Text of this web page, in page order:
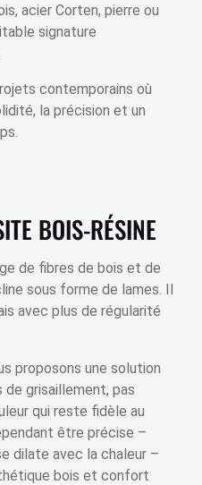
acier Corten, pierre ou
signature
contemporains où
la précision et un
BOIS-RÉSINE
de fibres de bois et de
sous forme de lames. Il
avec plus de régularité
proposons une solution
grisaillement, pas
qui reste fidèle au
être précise –
dilate avec la chaleur –
bois et confort